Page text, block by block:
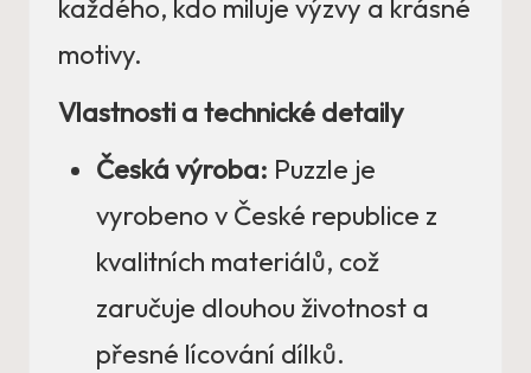
každého, kdo miluje výzvy a krásné
motivy.
Vlastnosti a technické detaily
Česká výroba: Puzzle je
vyrobeno v České republice z
kvalitních materiálů, což
zaručuje dlouhou životnost a
přesné lícování dílků.